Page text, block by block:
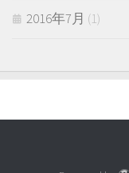
2016年7月 (1)